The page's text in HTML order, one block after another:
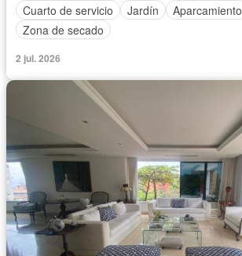
Cuarto de servicio
Jardín
Aparcamiento
Zona de secado
2 jul. 2026